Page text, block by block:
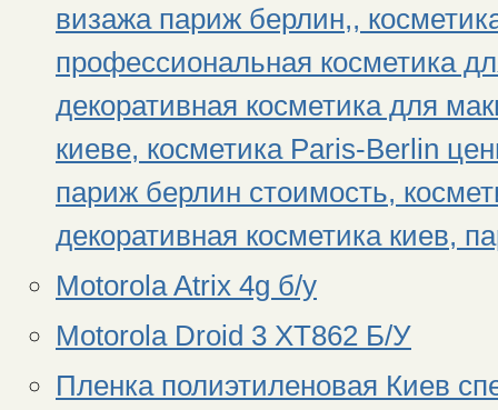
визажа париж берлин,,
профессиональная косметика
декоративная косметика для
киеве, косметика Paris-Berlin
париж берлин стоимость,
декоративная косметика киев,
Motorola Atrix 4g б/у
Motorola Droid 3 XT862 Б/У
Пленка полиэтиленовая Киев